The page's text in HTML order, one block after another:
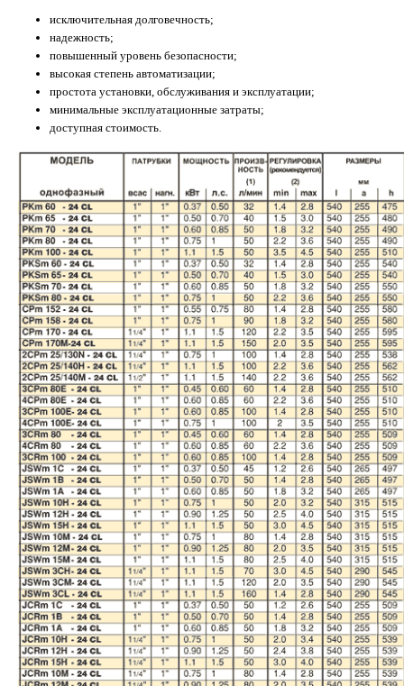
исключительная долговечность;
надежность;
повышенный уровень безопасности;
высокая степень автоматизации;
простота установки, обслуживания и эксплуатации;
минимальные эксплуатационные затраты;
доступная стоимость.